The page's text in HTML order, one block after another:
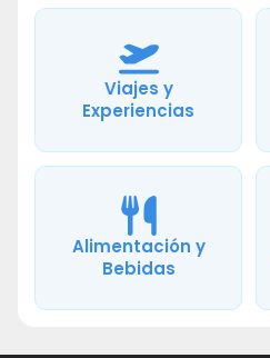
Viajes y
Experiencias
Alimentación y
Bebidas